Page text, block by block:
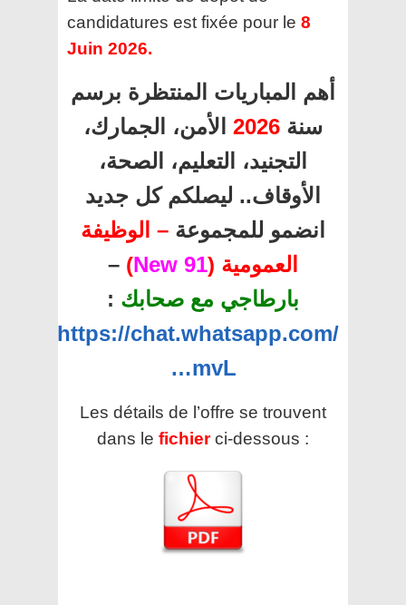
candidatures est fixée pour le 8
Juin 2026.
أهم المباريات المنتظرة برسم
سنة 2026 الأمن، الجمارك،
التجنيد، التعليم، الصحة،
الأوقاف.. ليصلكم كل جديد
انضمو للمجموعة – الوظيفة
العمومية (91 New
)
–
بارطاجي مع صحابك :
https://chat.whatsapp.com/
…mvL
Les détails de l’offre se trouvent
dans le fichier ci-dessous :